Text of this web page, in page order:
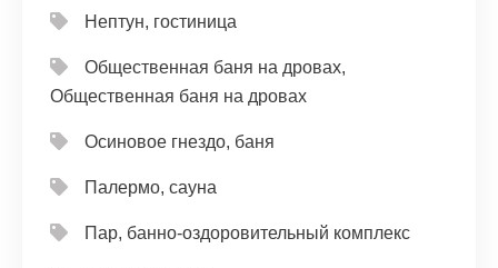
Нептун, гостиница
Общественная баня на дровах,
Общественная баня на дровах
Осиновое гнездо, баня
Палермо, сауна
Пар, банно-оздоровительный комплекс